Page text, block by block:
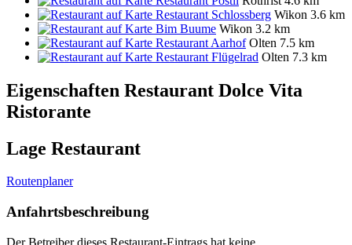
Restaurant Schlossberg Wikon 3.6 km
Bim Buume Wikon 3.2 km
Restaurant Aarhof Olten 7.5 km
Restaurant Flügelrad Olten 7.3 km
Eigenschaften Restaurant Dolce Vita
Ristorante
Lage Restaurant
Routenplaner
Anfahrtsbeschreibung
Der Betreiber dieses Restaurant-Eintrags hat keine